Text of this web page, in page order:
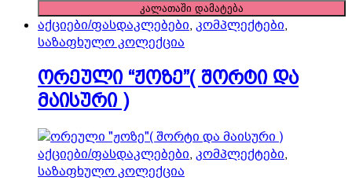
chosen
on
the
product
page
quantity
კალათაში დამატება
აქციები/ფასდაკლებები, კომპლექტები,
საზაფხულო კოლექცია
ორეული “ჟოზე”( შორტი და
მაისური )
აქციები/ფასდაკლებები, კომპლექტები,
საზაფხულო კოლექცია